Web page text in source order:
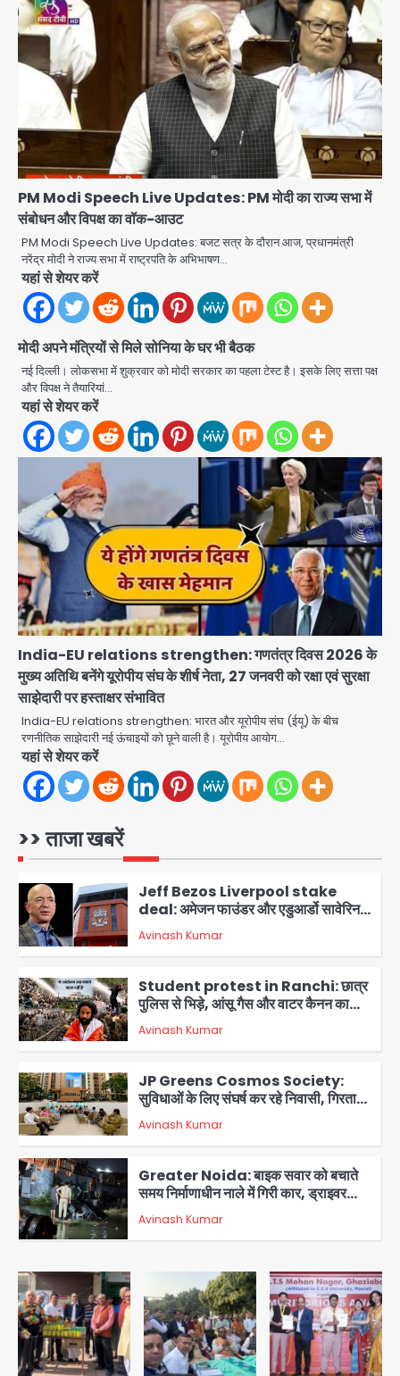
PM Modi Speech Live Updates: PM मोदी का राज्‍य सभा में
संबोधन और विपक्ष का वॉक-आउट
PM Modi Speech Live Updates: बजट सत्र के दौरान आज, प्रधानमंत्री
नरेंद्र मोदी ने राज्य सभा में राष्ट्रपति के अभिभाषण…
यहां से शेयर करें
मोदी अपने मंत्रियों से मिले सोनिया के घर भी बैठक
नई दिल्ली। लोकसभा में शुक्रवार को मोदी सरकार का पहला टेस्ट है। इसके लिए सत्ता पक्ष
और विपक्ष ने तैयारियां…
यहां से शेयर करें
India-EU relations strengthen: गणतंत्र दिवस 2026 के
मुख्य अतिथि बनेंगे यूरोपीय संघ के शीर्ष नेता, 27 जनवरी को रक्षा एवं सुरक्षा
साझेदारी पर हस्ताक्षर संभावित
India-EU relations strengthen: भारत और यूरोपीय संघ (ईयू) के बीच
रणनीतिक साझेदारी नई ऊंचाइयों को छूने वाली है। यूरोपीय आयोग…
यहां से शेयर करें
>> ताजा खबरें
Jeff Bezos Liverpool stake
deal: अमेजन फाउंडर और एडुआर्डो सावेरिन
का निवेश
Avinash Kumar
3
Student protest in Ranchi: छात्र
पुलिस से भिड़े, आंसू गैस और वाटर कैनन का
इस्तेमाल
Avinash Kumar
4
JP Greens Cosmos Society:
सुविधाओं के लिए संघर्ष कर रहे निवासी, गिरता
प्लास्टर और कमजोर सुरक्षा बनी बड़ी चुनौती
Avinash Kumar
5
Greater Noida: बाइक सवार को बचाते
समय निर्माणाधीन नाले में गिरी कार, ड्राइवर
बाल-बाल बचा
Avinash Kumar
1
colombia earthquake: रिक्टर
2
Jeff Bezos Liverpool stake
deal: अमेजन फाउंडर और एडुआर्डो सावेरिन
का निवेश
Avinash Kumar
3
Student protest in Ranchi: छात्र
पुलिस से भिड़े, आंसू गैस और वाटर कैनन का
इस्तेमाल
Avinash Kumar
4
JP Greens Cosmos Society:
सुविधाओं के लिए संघर्ष कर रहे निवासी, गिरता
प्लास्टर और कमजोर सुरक्षा बनी बड़ी चुनौती
Avinash Kumar
5
Greater Noida: बाइक सवार को बचाते
समय निर्माणाधीन नाले में गिरी कार, ड्राइवर
बाल-बाल बचा
Avinash Kumar
1
colombia earthquake: रिक्टर
स्केल पर 7.4 की तीव्रता, चोको प्रांत में
तबाही, बोगोटा से वेनेजुएला सीमा तक झटके
महसूस
Avinash Kumar
Jeff Bezos Liverpool stake